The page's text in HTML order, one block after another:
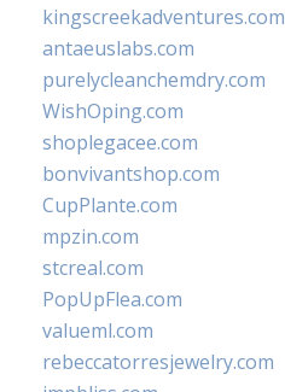
kingscreekadventures.com
antaeuslabs.com
purelycleanchemdry.com
WishOping.com
shoplegacee.com
bonvivantshop.com
CupPlante.com
mpzin.com
stcreal.com
PopUpFlea.com
valueml.com
rebeccatorresjewelry.com